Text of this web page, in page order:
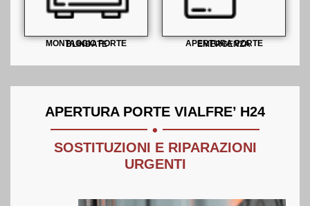
MONTAGGIO PORTE BLINDATE APERTURA PORTE EMERGENZA
APERTURA PORTE VIALFRE’ H24
.
SOSTITUZIONI E RIPARAZIONI
URGENTI